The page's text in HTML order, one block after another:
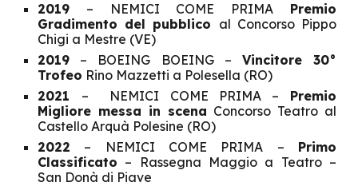
2019 – NEMICI COME PRIMA Premio
Gradimento del pubblico al Concorso Pippo
Chigi a Mestre (VE)
2019 – BOEING BOEING – Vincitore 30°
Trofeo Rino Mazzetti a Polesella (RO)
2021 – NEMICI COME PRIMA – Premio
Migliore messa in scena Concorso Teatro al
Castello Arquà Polesine (RO)
2022 – NEMICI COME PRIMA – Primo
Classificato – Rassegna Maggio a Teatro –
San Donà di Piave